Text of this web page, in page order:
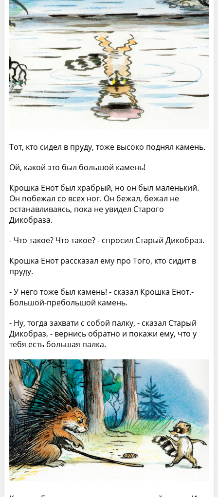
Тот, кто сидел в пруду, тоже высоко поднял камень.
Ой, какой это был большой камень!
Крошка Енот был храбрый, но он был маленький.
Он побежал со всех ног. Он бежал, бежал не
останавливаясь, пока не увидел Старого
Дикобраза.
- Что такое? Что такое? - спросил Старый Дикобраз.
Крошка Енот рассказал ему про Того, кто сидит в
пруду.
- У него тоже был камень! - сказал Крошка Енот.-
Большой-пребольшой камень.
- Ну, тогда захвати с собой палку, - сказал Старый
Дикобраз, - вернись обратно и покажи ему, что у
тебя есть большая палка.